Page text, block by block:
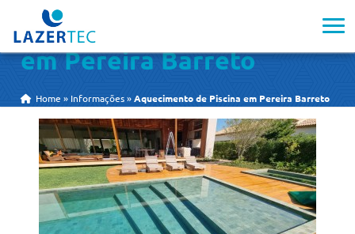
Aquecimento de Piscina
em Pereira Barreto
Home » Informações »Aquecimento de Piscina em Pereira Barreto